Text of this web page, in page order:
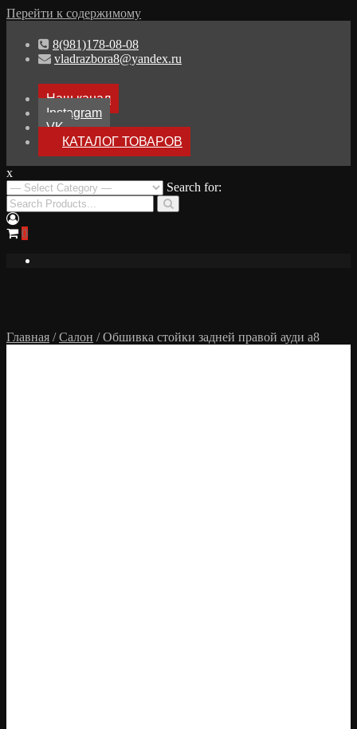
Перейти к содержимому
8(981)178-08-08
vladrazbora8@yandex.ru
Наш канал
Instagram
VK
КАТАЛОГ ТОВАРОВ
Разбор Ауди А8
Разборка Audi A8 D3
x
Search for:
0
Главная /Салон / Обшивка стойки задней правой ауди а8